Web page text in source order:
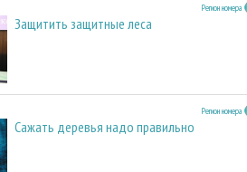
Регион номера
Защитить защитные леса
Регион номера
Сажать деревья надо правильно